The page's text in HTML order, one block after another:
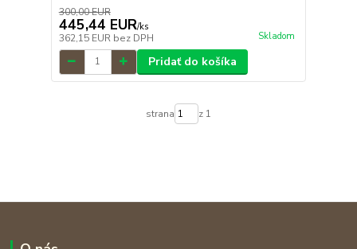
300,00 EUR
445,44 EUR/ks
362,15 EUR bez DPH Skladom
Pridať do košíka
strana z 1